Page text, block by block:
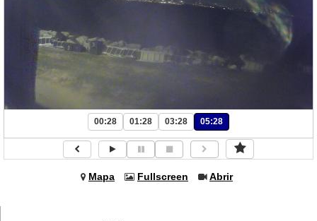
00:28 01:28 03:28 05:28
Mapa Fullscreen Abrir